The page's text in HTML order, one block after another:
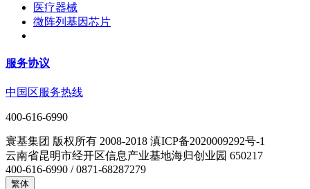
医疗器械
微阵列基因芯片
服务协议
中国区服务热线
400-616-6990
寰基集团 版权所有 2008-2018 滇ICP备2020009292号-1
云南省昆明市经开区信息产业基地海归创业园 650217
400-616-6990 / 0871-68287279
繁体